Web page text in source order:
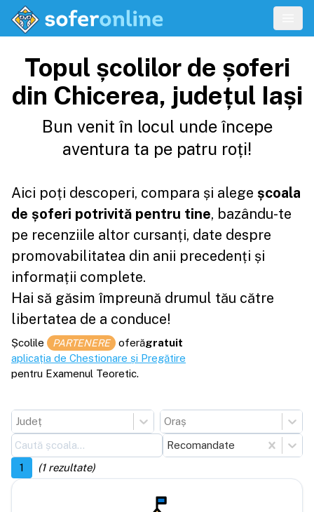
Topul școlilor de șoferi
din Chicerea, județul Iași
Bun venit în locul unde începe
aventura ta pe patru roți!
Aici poți descoperi, compara și alege școala
de șoferi potrivită pentru tine, bazându-te
pe recenziile altor cursanți, date despre
promovabilitatea din anii precedenți și
informații complete.
Hai să găsim împreună drumul tău către
libertatea de a conduce!
Școlile PARTENERE oferăgratuit
aplicația de Chestionare și Pregătire
pentru Examenul Teoretic.
Județ
Oraș
Recomandate
1
(1rezultate)